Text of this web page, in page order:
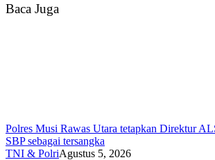
Baca Juga
Polres Musi Rawas Utara tetapkan Direktur
SBP sebagai tersangka
TNI & PolriAgustus 5, 2026